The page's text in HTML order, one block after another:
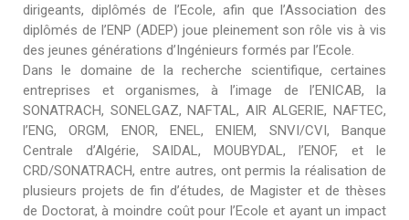
dirigeants, diplômés de l’Ecole, afin que l’Association des
diplômés de l’ENP (ADEP) joue pleinement son rôle vis à vis
des jeunes générations d’Ingénieurs formés par l’Ecole.
Dans le domaine de la recherche scientifique, certaines
entreprises et organismes, à l’image de l’ENICAB, la
SONATRACH, SONELGAZ, NAFTAL, AIR ALGERIE, NAFTEC,
l’ENG, ORGM, ENOR, ENEL, ENIEM, SNVI/CVI, Banque
Centrale d’Algérie, SAIDAL, MOUBYDAL, l’ENOF, et le
CRD/SONATRACH, entre autres, ont permis la réalisation de
plusieurs projets de fin d’études, de Magister et de thèses
de Doctorat, à moindre coût pour l’Ecole et ayant un impact